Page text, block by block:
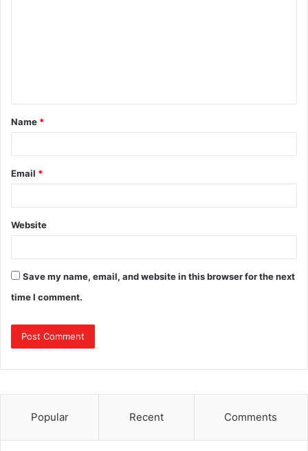
Name *
Email *
Website
Save my name, email, and website in this browser for the next
time I comment.
Popular Recent Comments